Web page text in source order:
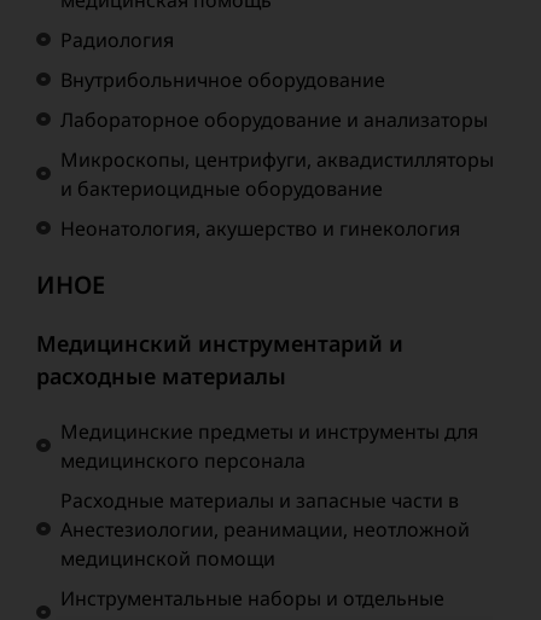
Радиология
Внутрибольничное оборудование
Лабораторное оборудование и анализаторы
Микроскопы, центрифуги, аквадистилляторы
и бактериоцидные оборудование
Неонатология, акушерство и гинекология
ИНОЕ
Медицинский инструментарий и
расходные материалы
Медицинские предметы и инструменты для
медицинского персонала
Расходные материалы и запасные части в
Анестезиологии, реанимации, неотложной
медицинской помощи
Инструментальные наборы и отдельные